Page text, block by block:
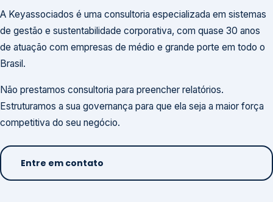
A Keyassociados é uma consultoria especializada em sistemas
de gestão e sustentabilidade corporativa, com quase 30 anos
de atuação com empresas de médio e grande porte em todo o
Brasil.
Não prestamos consultoria para preencher relatórios.
Estruturamos a sua governança para que ela seja a maior força
competitiva do seu negócio.
Entre em contato